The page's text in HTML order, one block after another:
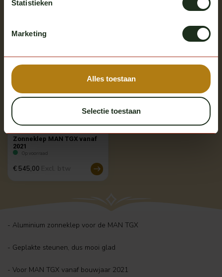
Statistieken
Marketing
Alles toestaan
Selectie toestaan
Bekijk alle producten
Meerdere opties
Zonneklep MAN TGX vanaf
2021
Op voorraad
€ 545,00
- Aluminium zonneklep voor de MAN TGX
- Geplakte steunen, dus mooi glad
- Voor MAN TGX vanaf bouwjaar 2021